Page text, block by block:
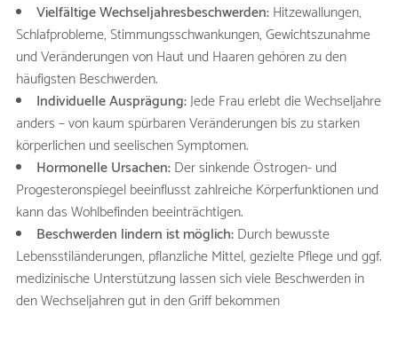
Vielfältige Wechseljahresbeschwerden:Hitzewallungen,
Schlafprobleme, Stimmungsschwankungen, Gewichtszunahme
und Veränderungen von Haut und Haaren gehören zu den
häufigsten Beschwerden.
Individuelle Ausprägung:Jede Frau erlebt die Wechseljahre
anders – von kaum spürbaren Veränderungen bis zu starken
körperlichen und seelischen Symptomen.
Hormonelle Ursachen:Der sinkende Östrogen- und
Progesteronspiegel beeinflusst zahlreiche Körperfunktionen und
kann das Wohlbefinden beeinträchtigen.
Beschwerden lindern ist möglich:Durch bewusste
Lebensstiländerungen, pflanzliche Mittel, gezielte Pflege und ggf.
medizinische Unterstützung lassen sich viele Beschwerden in
den Wechseljahren gut in den Griff bekommen